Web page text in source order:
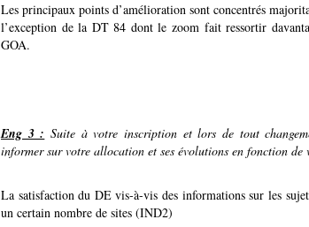
Les principaux points d’amélioration sont concentrés
l’exception de la DT 84 dont le zoom fait ressortir
GOA.
Eng 3 : Suite à votre inscription et lors de tout
informer sur votre allocation et ses évolutions en fonction de
La satisfaction du DE vis-à-vis des informations sur les
un certain nombre de sites (IND2)